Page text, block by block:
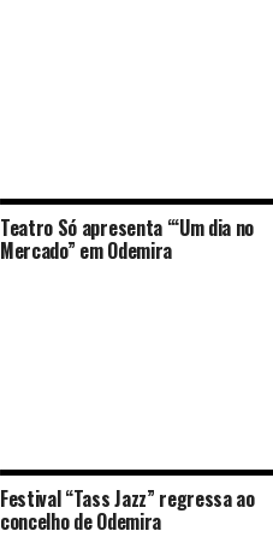
Teatro Só apresenta “‘Um dia no
Mercado” em Odemira
Festival “Tass Jazz” regressa ao
concelho de Odemira